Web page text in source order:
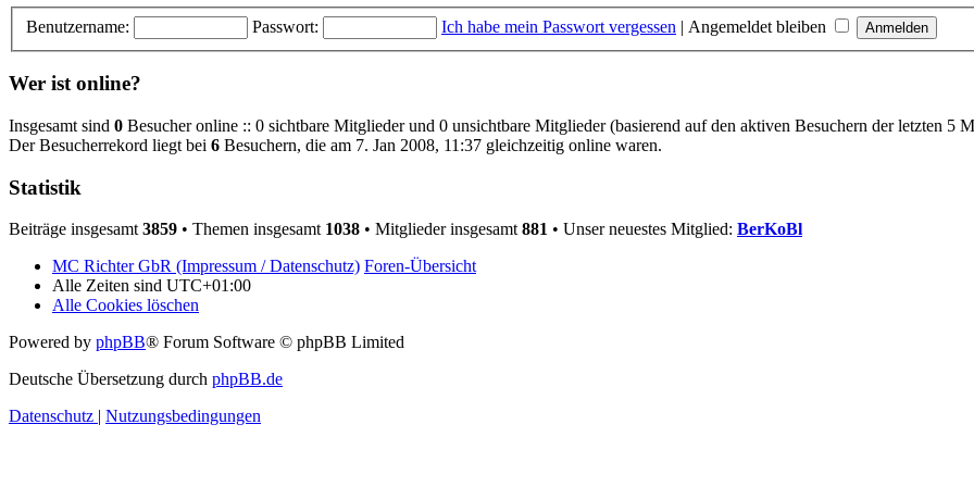
Benutzername: Passwort: Ich habe mein Passwort vergessen | Angemeldet bleiben
Wer ist online?
Insgesamt sind 0 Besucher online :: 0 sichtbare Mitglieder und 0 unsichtbare Mitglieder (basierend auf den aktiven Besuchern der letzten 5
Der Besucherrekord liegt bei 6 Besuchern, die am 7. Jan 2008, 11:37 gleichzeitig online waren.
Statistik
Beiträge insgesamt 3859 • Themen insgesamt 1038 • Mitglieder insgesamt 881 • Unser neuestes Mitglied: BerKoBl
MC Richter GbR (Impressum / Datenschutz) Foren-Übersicht
Alle Zeiten sind UTC+01:00
Alle Cookies löschen
Powered by phpBB® Forum Software © phpBB Limited
Deutsche Übersetzung durch phpBB.de
Datenschutz | Nutzungsbedingungen